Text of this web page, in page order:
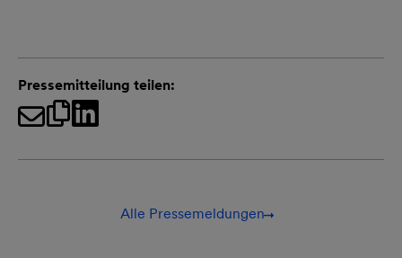
Pressemitteilung teilen:
Alle Pressemeldungen